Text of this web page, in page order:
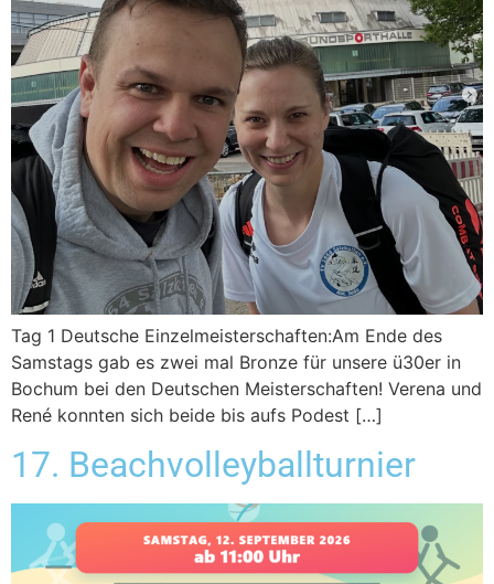
Tag 1 Deutsche Einzelmeisterschaften:Am Ende des
Samstags gab es zwei mal Bronze für unsere ü30er in
Bochum bei den Deutschen Meisterschaften! Verena und
René konnten sich beide bis aufs Podest […]
17. Beachvolleyballturnier